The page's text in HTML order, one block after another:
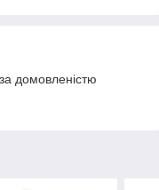
домовленістю